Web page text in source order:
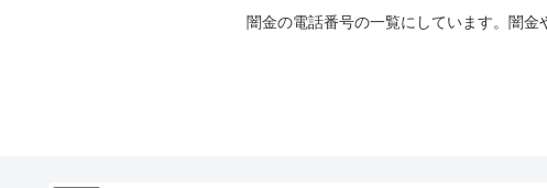
闇金の電話番号の一覧にしています。闇